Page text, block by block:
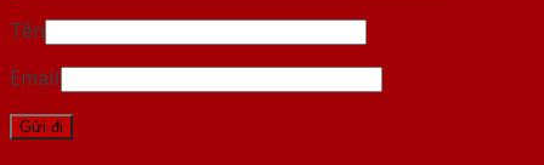
Tên
Email